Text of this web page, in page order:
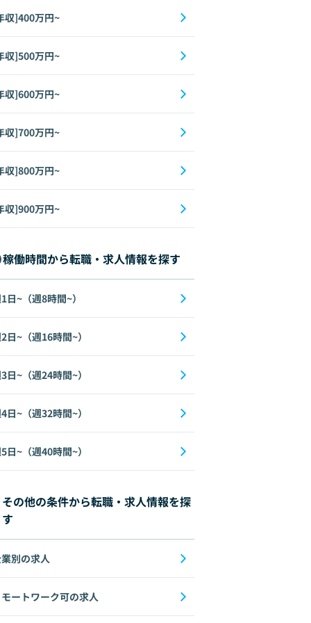
収]400万円~
収]500万円~
収]600万円~
収]700万円~
収]800万円~
収]900万円~
稼働時間から転職・求人情報を探す
日~（週8時間~）
日~（週16時間~）
日~（週24時間~）
日~（週32時間~）
日~（週40時間~）
その他の条件から転職・求人情報を探
す
別の求人
モートワーク可の求人